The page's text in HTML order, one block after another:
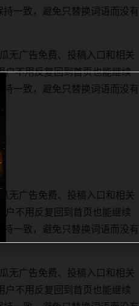
一致，避免只替换词语而没有
无广告免费、投稿入口和相关
户不用反复回到首页也能继续
一致，避免只替换词语而没有
无广告免费、投稿入口和相关
户不用反复回到首页也能继续
一致，避免只替换词语而没有
无广告免费、投稿入口和相关
户不用反复回到首页也能继续